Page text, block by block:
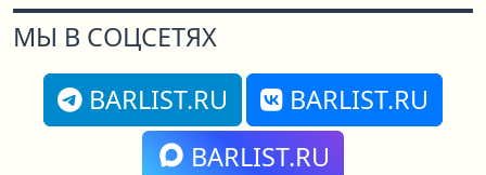
МЫ В СОЦСЕТЯХ
BARLIST.RU
BARLIST.RU
BARLIST.RU